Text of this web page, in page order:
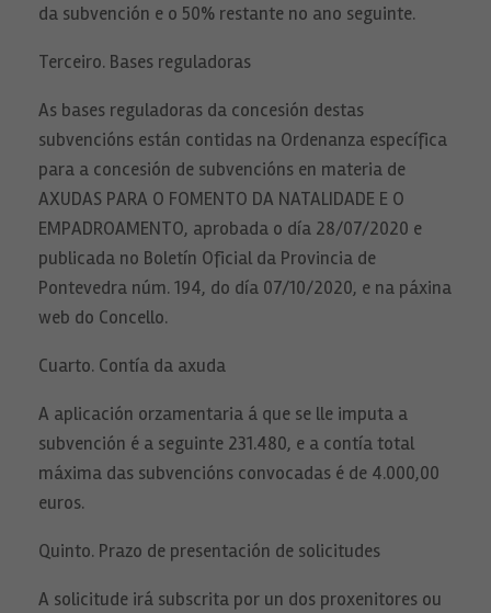
da subvención e o 50% restante no ano seguinte.
Terceiro. Bases reguladoras
As bases reguladoras da concesión destas
subvencións están contidas na Ordenanza específica
para a concesión de subvencións en materia de
AXUDAS PARA O FOMENTO DA NATALIDADE E O
EMPADROAMENTO, aprobada o día 28/07/2020 e
publicada no Boletín Oficial da Provincia de
Pontevedra núm. 194, do día 07/10/2020, e na páxina
web do Concello.
Cuarto. Contía da axuda
A aplicación orzamentaria á que se lle imputa a
subvención é a seguinte 231.480, e a contía total
máxima das subvencións convocadas é de 4.000,00
euros.
Quinto. Prazo de presentación de solicitudes
A solicitude irá subscrita por un dos proxenitores ou